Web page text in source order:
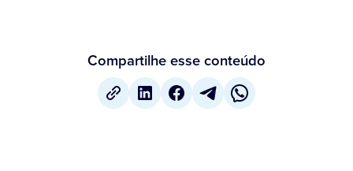
Compartilhe esse conteúdo